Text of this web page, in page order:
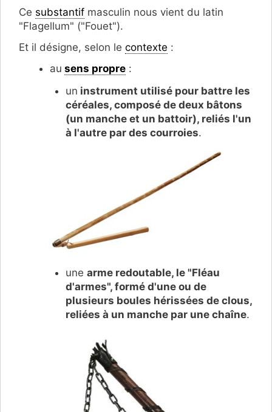
Ce substantif masculin nous vient du latin
"Flagellum" ("Fouet").
Et il désigne, selon le contexte :
au sens propre :
un instrument utilisé pour battre les
céréales, composé de deux bâtons
(un manche et un battoir), reliés l'un
à l'autre par des courroies.
une arme redoutable, le "Fléau
d'armes", formé d'une ou de
plusieurs boules hérissées de clous,
reliées à un manche par une chaîne.